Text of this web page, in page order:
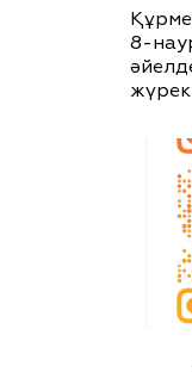
8-